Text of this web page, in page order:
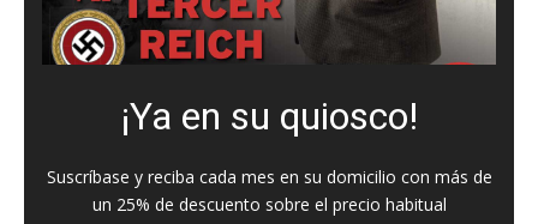
¡Ya en su quiosco!
Suscríbase y reciba cada mes en su domicilio con más de
un 25% de descuento sobre el precio habitual